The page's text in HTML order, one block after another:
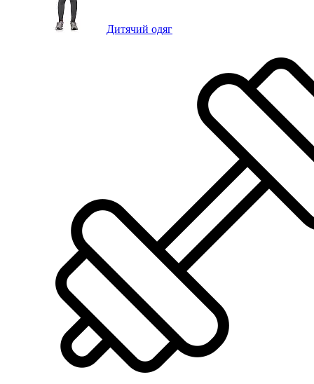
Дитячий одяг